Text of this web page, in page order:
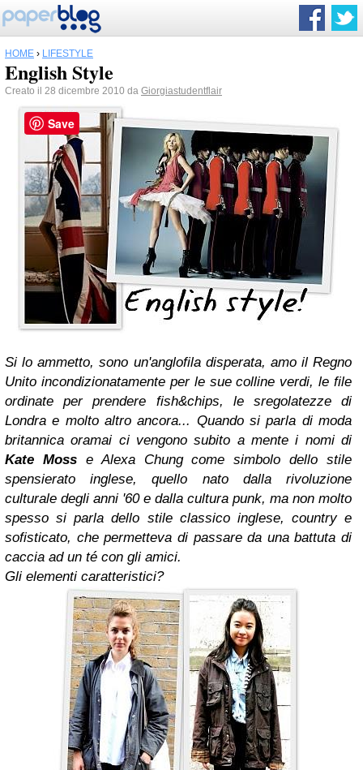
HOME › LIFESTYLE
English Style
Creato il 28 dicembre 2010 da Giorgiastudentflair
Si lo ammetto, sono un'anglofila disperata, amo il Regno
Unito incondizionatamente per le sue colline verdi, le file
ordinate per prendere fish&chips, le sregolatezze di
Londra e molto altro ancora... Quando si parla di moda
britannica oramai ci vengono subito a mente i nomi di
Kate Mosse Alexa Chungcome simbolo dello stile
spensierato inglese, quello nato dalla rivoluzione
culturale degli anni '60 e dalla cultura punk, ma non molto
spesso si parla dello stile classico inglese, country e
sofisticato, che permetteva di passare da una battuta di
caccia ad un té con gli amici.
Gli elementi caratteristici?
Save